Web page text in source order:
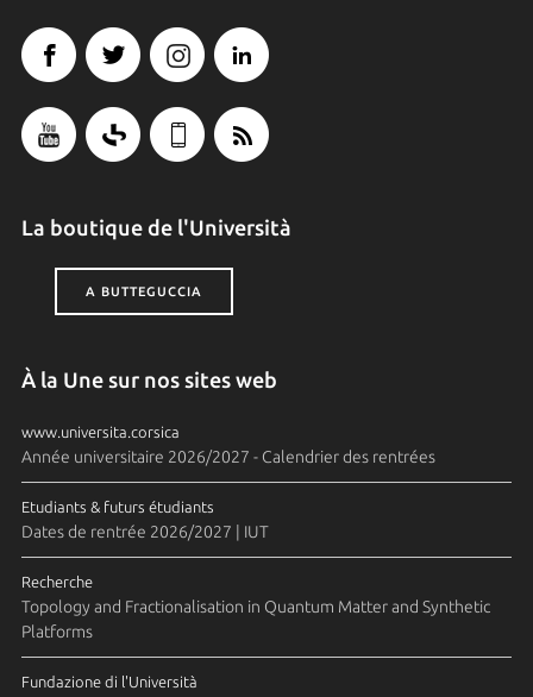
La boutique de l'Università
A BUTTEGUCCIA
À la Une sur nos sites web
www.universita.corsica
Année universitaire 2026/2027 - Calendrier des rentrées
Etudiants & futurs étudiants
Dates de rentrée 2026/2027 | IUT
Recherche
Topology and Fractionalisation in Quantum Matter and Synthetic
Platforms
Fundazione di l'Università